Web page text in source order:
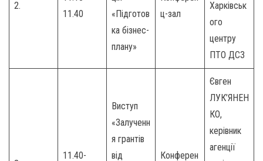
2.
11.40
«Підготов
ка бізнес-
плану»
ц-зал
Харківськ
ого
центру
ПТО ДСЗ
11.40-
Виступ
«Залученн
я грантів
від
Конферен
Євген
ЛУК’ЯНЕН
КО,
керівник
агенції